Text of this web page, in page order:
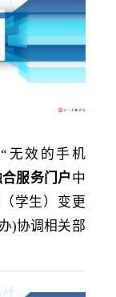
“无效的手机
合服务门户 中
学生）变更
)协调相关部